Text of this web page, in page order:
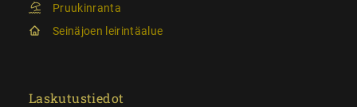
Pruukinranta
Seinäjoen leirintäalue
Laskutustiedot